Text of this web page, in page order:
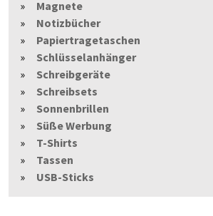
Magnete
Notizbücher
Papiertragetaschen
Schlüsselanhänger
Schreibgeräte
Schreibsets
Sonnenbrillen
Süße Werbung
T-Shirts
Tassen
USB-Sticks